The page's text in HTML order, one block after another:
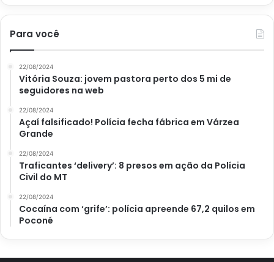
Para você
22/08/2024
Vitória Souza: jovem pastora perto dos 5 mi de
seguidores na web
22/08/2024
Açaí falsificado! Polícia fecha fábrica em Várzea
Grande
22/08/2024
Traficantes ‘delivery’: 8 presos em ação da Polícia
Civil do MT
22/08/2024
Cocaína com ‘grife’: polícia apreende 67,2 quilos em
Poconé